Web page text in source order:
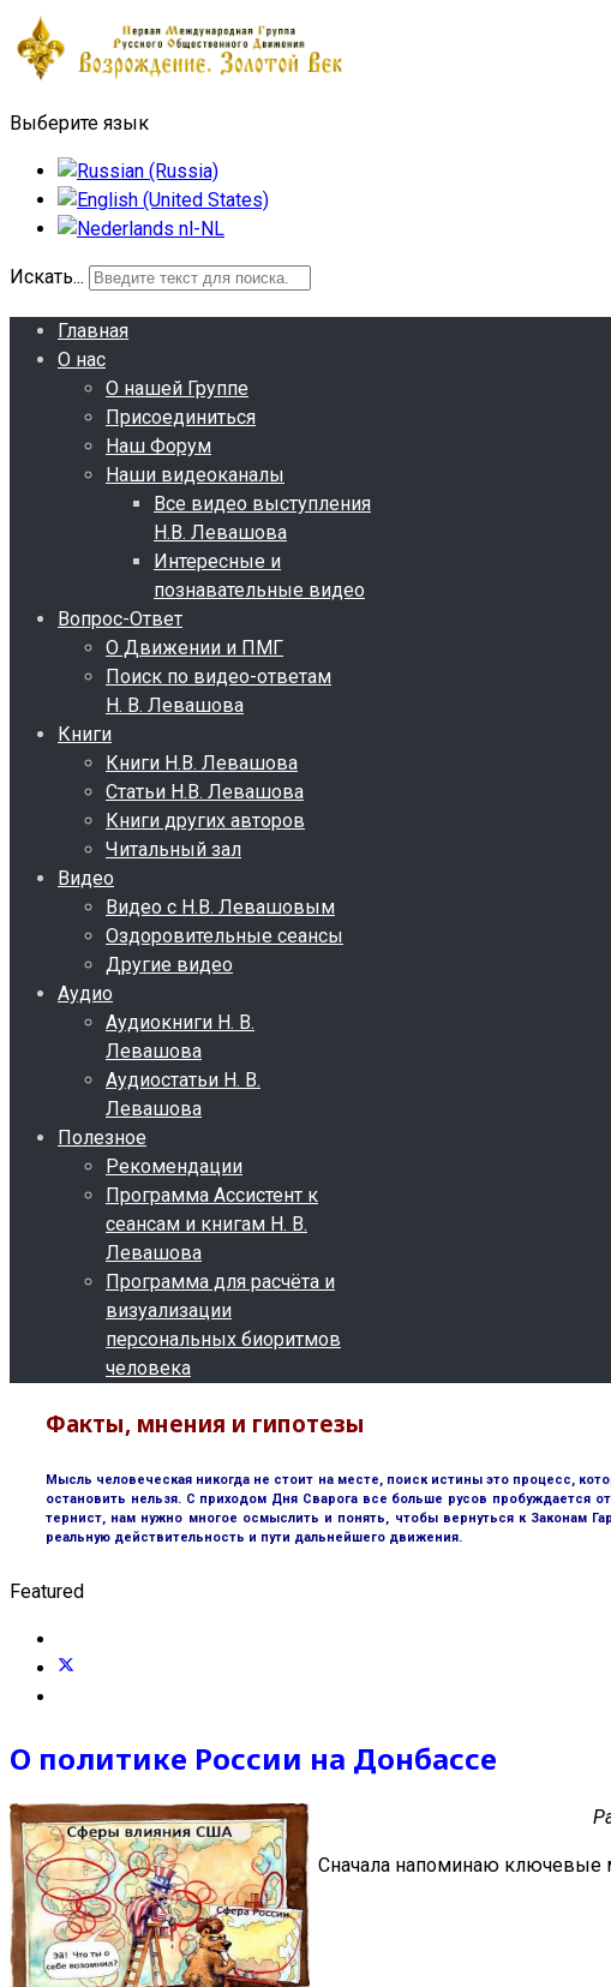
Выберите язык
Искать...
Главная
О нас
О нашей Группе
Присоединиться
Наш Форум
Наши видеоканалы
Все видео выступления
Н.В. Левашова
Интересные и
познавательные видео
Вопрос-Ответ
О Движении и ПМГ
Поиск по видео-ответам
Н. В. Левашова
Книги
Книги Н.В. Левашова
Статьи Н.В. Левашова
Книги других авторов
Читальный зал
Видео
Видео с Н.В. Левашовым
Оздоровительные сеансы
Другие видео
Аудио
Аудиокниги Н. В.
Левашова
Аудиостатьи Н. В.
Левашова
Полезное
Рекомендации
Программа Ассистент к
сеансам и книгам Н. В.
Левашова
Программа для расчёта и
визуализации
персональных биоритмов
человека
Факты, мнения и гипотезы
Мысль человеческая никогда не стоит на месте, поиск истины это процесс,
остановить нельзя. С приходом Дня Сварога все больше русов пробуждается
тернист, нам нужно многое осмыслить и понять, чтобы вернуться к Законам
реальную действительность и пути дальнейшего движения.
Featured
О политике России на Донбассе
Сначала напоминаю ключевые